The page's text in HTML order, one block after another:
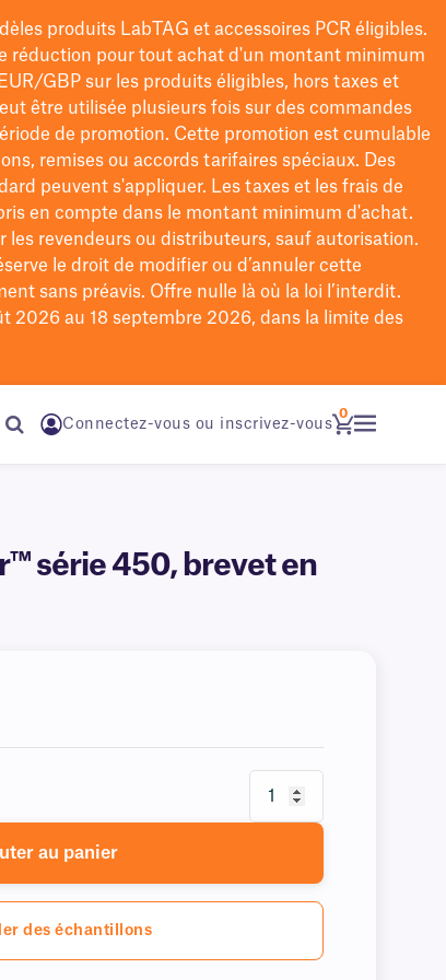
produits LabTAG et accessoires PCR éligibles.
réduction pour tout achat d'un montant minimum
GBPsur les produits éligibles, hors taxes et
être utilisée plusieurs fois sur des commandes
de promotion. Cette promotion est cumulable
remises ou accords tarifaires spéciaux. Des
peuvent s'appliquer. Les taxes et les frais de
en compte dans le montant minimum d'achat.
les revendeurs ou distributeurs, sauf autorisation.
le droit de modifierou d’annuler cette
sans préavis. Offre nulle là où la loi l’interdit.
2026 au 18 septembre 2026, dans la limite des
Connectez-vous ou inscrivez-vous
0
série 450, brevet en
au panier
des échantillons